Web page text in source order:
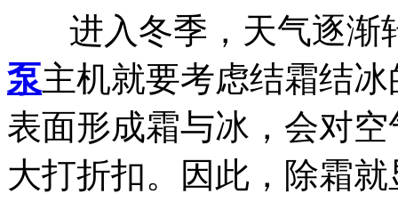
进入冬季，天气逐渐
泵主机就要考虑结霜结
表面形成霜与冰，会对
大打折扣。因此，除霜